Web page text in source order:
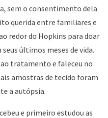
sem o consentimento dela
querida entre familiares e
redor do Hopkins para doar
últimos meses de vida.
tratamento e faleceu no
amostras de tecido foram
a autópsia.
e primeiro estudou as